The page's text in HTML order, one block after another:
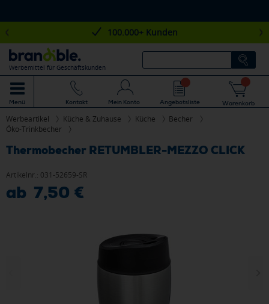
100.000+ Kunden
Werbemittel für Geschäftskunden
Menü Kontakt Mein Konto Angebotsliste Warenkorb
Werbeartikel Küche & Zuhause Küche
Becher
Öko-Trinkbecher
Thermobecher RETUMBLER-MEZZO CLICK
Artikelnr.: 031-52659-SR
ab 7,50 €